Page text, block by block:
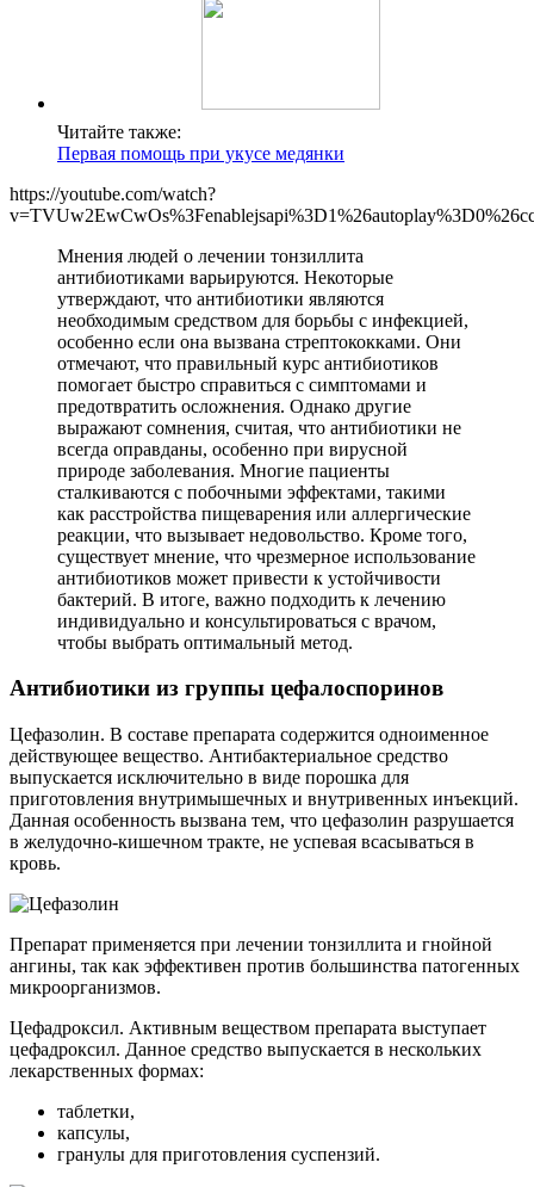
Читайте также:
Первая помощь при укусе медянки
https://youtube.com/watch?
Мнения людей о лечении тонзиллита
антибиотиками варьируются. Некоторые
утверждают, что антибиотики являются
необходимым средством для борьбы с инфекцией,
особенно если она вызвана стрептококками. Они
отмечают, что правильный курс антибиотиков
помогает быстро справиться с симптомами и
предотвратить осложнения. Однако другие
выражают сомнения, считая, что антибиотики не
всегда оправданы, особенно при вирусной
природе заболевания. Многие пациенты
сталкиваются с побочными эффектами, такими
как расстройства пищеварения или аллергические
реакции, что вызывает недовольство. Кроме того,
существует мнение, что чрезмерное использование
антибиотиков может привести к устойчивости
бактерий. В итоге, важно подходить к лечению
индивидуально и консультироваться с врачом,
чтобы выбрать оптимальный метод.
Антибиотики из группы цефалоспоринов
Цефазолин. В составе препарата содержится одноименное
действующее вещество. Антибактериальное средство
выпускается исключительно в виде порошка для
приготовления внутримышечных и внутривенных инъекций.
Данная особенность вызвана тем, что цефазолин разрушается
в желудочно-кишечном тракте, не успевая всасываться в
кровь.
Препарат применяется при лечении тонзиллита и гнойной
ангины, так как эффективен против большинства патогенных
микроорганизмов.
Цефадроксил. Активным веществом препарата выступает
цефадроксил. Данное средство выпускается в нескольких
лекарственных формах:
таблетки,
капсулы,
гранулы для приготовления суспензий.